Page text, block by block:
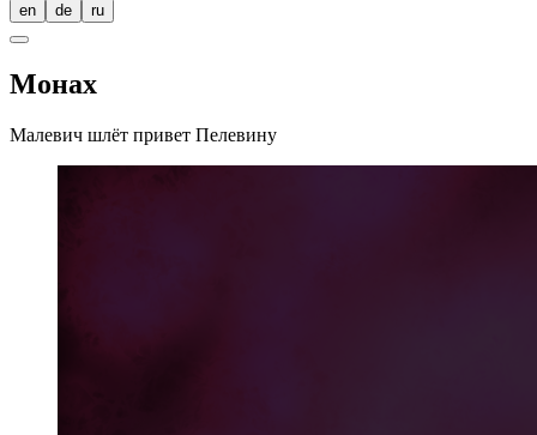
en de ru
Монах
Малевич шлёт привет Пелевину